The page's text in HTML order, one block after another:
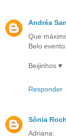
Andréa
Que
Belo
Beijinhos ♥
Responder
Sônia
Adriana: